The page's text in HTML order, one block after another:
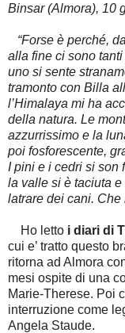
Binsar (Almora), 10
“Forse è perché,
alla fine ci sono
uno si sente
tramonto con Billa
l’Himalaya mi ha
della natura. Le
azzurrissimo e la
poi fosforescente,
I pini e i cedri si son
la valle si è taciuta
latrare dei cani. Che
Ho letto i diari di
cui e’ tratto questo
ritorna ad Almora
mesi ospite di una
Marie-Therese. Poi
interruzione come
Angela Staude.